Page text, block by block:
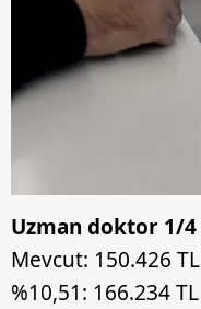
Uzman doktor 1/4
Mevcut: 150.426 TL
%10,51: 166.234 TL